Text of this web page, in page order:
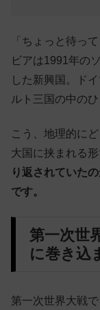
「ちょっと待っ
ビアは1991年の
した新興国。ド
ルト三国の中の
こう、地理的に
大国に挟まれる形
り返されていた
です。
第一次世
に巻き込
第一次世界大戦